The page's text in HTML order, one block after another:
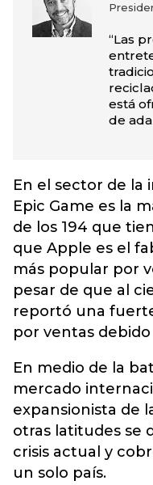
“Las
está
de
En el sector de la
Epic Game es la
de los 194 que
que Apple es el
más popular por
pesar de que al
reportó una
por ventas
En medio de la
mercado
expansionista de
otras latitudes se
crisis actual y
un solo país.